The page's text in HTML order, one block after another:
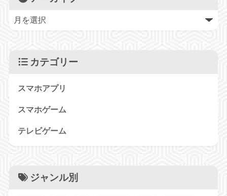
カテゴリー
スマホアプリ
スマホゲーム
テレビゲーム
ジャンル別